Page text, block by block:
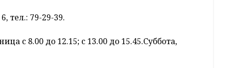
тел.: 79-29-39.
с 8.00 до 12.15; с 13.00 до 15.45.Суббота,